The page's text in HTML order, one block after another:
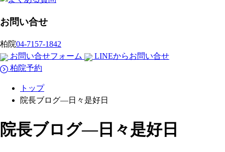
お問い合せ
柏院04-7157-1842
お問い合せフォーム
LINEからお問い合せ
柏院予約
トップ
院長ブログ―日々是好日
院長ブログ―日々是好日